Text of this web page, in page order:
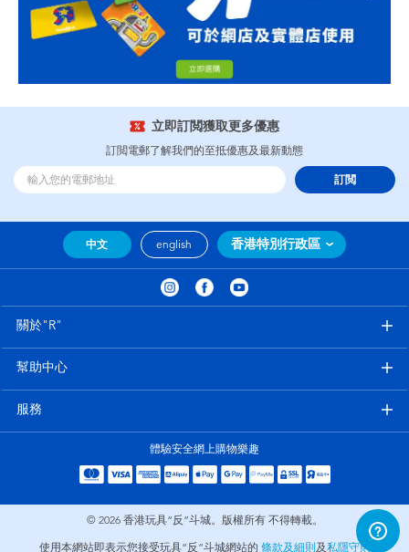
立即訂閲獲取更多優惠
訂閲電郵了解我們的至抵優惠及最新動態
訂閲
中文 english 香港特別行政區
關於"R"
幫助中心
服務
體驗安全網上購物樂趣
© 2026 香港玩具“反”斗城。版權所有 不得轉載。
使用本網站即表示您接受玩具“反”斗城網站的 條款及細則及私隱守則